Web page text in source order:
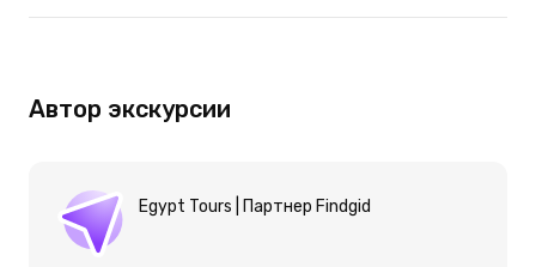
Автор экскурсии
Egypt Tours | Партнер Findgid